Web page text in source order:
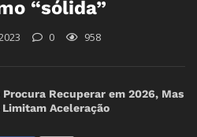
“sólida”
0 958
Recuperar em 2026, Mas
Aceleração